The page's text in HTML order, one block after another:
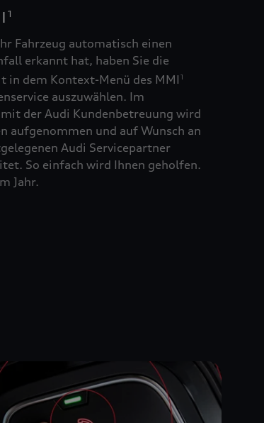
1
Fahrzeug automatisch einen
erkannt hat, haben Sie die
in dem Kontext-Menü des MMI 1
auszuwählen. Im
der Audi Kundenbetreuung wird
aufgenommen und auf Wunsch an
Audi Servicepartner
So einfach wird Ihnen geholfen.
Jahr.